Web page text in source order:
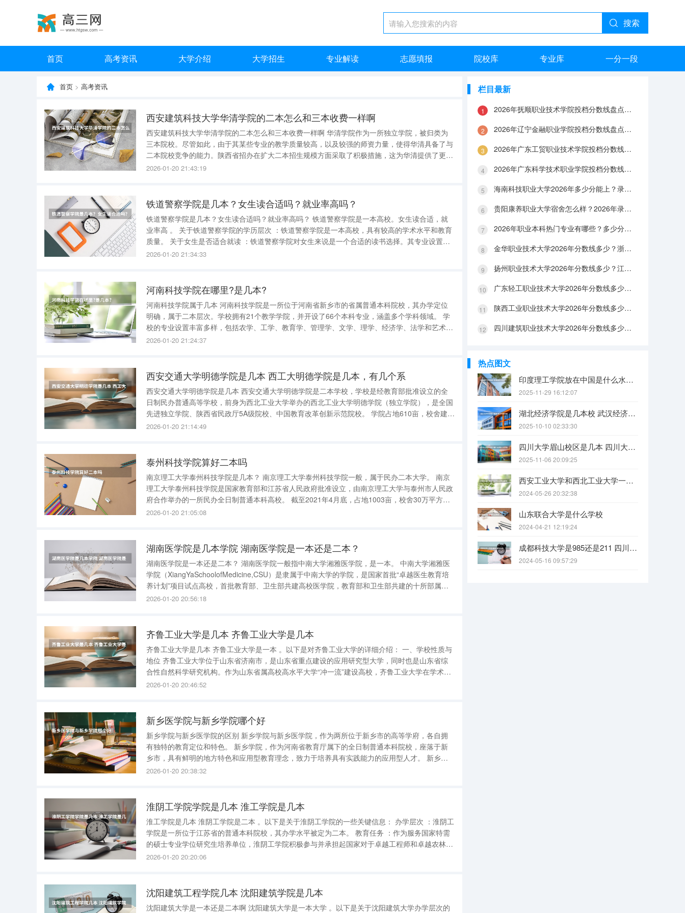
搜索
首页 高考资讯 大学介绍 大学招生 专业解读 志愿填报 院校库 专业库 一分一段
首页 > 高考资讯
西安建筑科技大学华清学院的二本怎么和三本收费一样啊
西安建筑科技大学华清学院的二本怎么和三本收费一样啊 华清学院作为一所独立学院，被归类为
三本院校。尽管如此，由于其某些专业的教学质量较高，以及较强的师资力量，使得华清具备了与
二本院校竞争的能力。陕西省招办在扩大二本招生规模方面采取了积极措施，这为华清提供了更多
的招生机会。尽管如此，华清学院的性质并未改变，仍属于三本院校。 三本院校通常由私立机构
2026-01-20 21:43:19
铁道警察学院是几本？女生读合适吗？就业率高吗？
铁道警察学院是几本？女生读合适吗？就业率高吗？ 铁道警察学院是一本高校。女生读合适，就
业率高 。 关于铁道警察学院的学历层次 ：铁道警察学院是一本高校，具有较高的学术水平和教育
质量。 关于女生是否适合就读 ：铁道警察学院对女生来说是一个合适的读书选择。其专业设置广
泛，包括铁道交通、警务管理等领域，无论男女，只要对相关专业感兴趣，都能在其中找到适合自
2026-01-20 21:34:33
河南科技学院在哪里?是几本?
河南科技学院属于几本 河南科技学院是一所位于河南省新乡市的省属普通本科院校，其办学定位
明确，属于二本层次。学校拥有21个教学学院，并开设了66个本科专业，涵盖多个学科领域。 学
校的专业设置丰富多样，包括农学、工学、教育学、管理学、文学、理学、经济学、法学和艺术学
等九大学科门类。这种学科设置不仅为学生提供了广泛的选择，也体现了学校注重跨学科融合与发
2026-01-20 21:24:37
西安交通大学明德学院是几本 西工大明德学院是几本，有几个系
西安交通大学明德学院是几本 西安交通大学明德学院是二本学校，学校是经教育部批准设立的全
日制民办普通高等学校，前身为西北工业大学举办的西北工业大学明德学院（独立学院），是全国
先进独立学院、陕西省民政厅5A级院校、中国教育改革创新示范院校。 学院占地610亩，校舍建筑
面积26.63万平方米，下设7个二级学院；7个职能部门；6个教学及教学辅助单位，开设31个本科
2026-01-20 21:14:49
泰州科技学院算好二本吗
南京理工大学泰州科技学院是几本？ 南京理工大学泰州科技学院一般，属于民办二本大学。 南京
理工大学泰州科技学院是国家教育部和江苏省人民政府批准设立，由南京理工大学与泰州市人民政
府合作举办的一所民办全日制普通本科高校。 截至2021年4月底，占地1003亩，校舍30万平方
米，建有10大实验实训中心；纸型藏书近88万册，电子图书212万余种，电子期刊近3万种。 师资
2026-01-20 21:05:08
湖南医学院是几本学院 湖南医学院是一本还是二本？
湖南医学院是一本还是二本？ 湖南医学院一般指中南大学湘雅医学院，是一本。 中南大学湘雅医
学院（XiangYaSchoolofMedicine,CSU）是隶属于中南大学的学院，是国家首批“卓越医生教育培
养计划”项目试点高校，首批教育部、卫生部共建高校医学院，教育部和卫生部共建的十所部属综
合性大学医学院之一。 学院有教职员工近万人，其中有正、副教授2000余人，博士生导师近700
2026-01-20 20:56:18
齐鲁工业大学是几本 齐鲁工业大学是几本
齐鲁工业大学是几本 齐鲁工业大学是一本 。以下是对齐鲁工业大学的详细介绍： 一、学校性质与
地位 齐鲁工业大学位于山东省济南市，是山东省重点建设的应用研究型大学，同时也是山东省综
合性自然科学研究机构。作为山东省属高校高水平大学“冲一流”建设高校，齐鲁工业大学在学术研
究和人才培养方面均享有较高的声誉。 二、学位授权 齐鲁工业大学是国务院学位委员会批准的硕
2026-01-20 20:46:52
新乡医学院与新乡学院哪个好
新乡学院与新乡医学院的区别 新乡学院与新乡医学院，作为两所位于新乡市的高等学府，各自拥
有独特的教育定位和特色。 新乡学院，作为河南省教育厅属下的全日制普通本科院校，座落于新
乡市，具有鲜明的地方特色和应用型教育理念，致力于培养具有实践能力的应用型人才。 新乡医
学院，作为河南省唯一一所独立建制的西医本科院校，坐落于新乡市太行山麓与黄河之滨，由十九
2026-01-20 20:38:32
淮阴工学院学院是几本 淮工学院是几本
淮工学院是几本 淮阴工学院是二本 。以下是关于淮阴工学院的一些关键信息： 办学层次 ：淮阴工
学院是一所位于江苏省的普通本科院校，其办学水平被定为二本。 教育任务 ：作为服务国家特需
的硕士专业学位研究生培养单位，淮阴工学院积极参与并承担起国家对于卓越工程师和卓越农林人
才教育培养的重任。 试点项目 ：淮阴工学院是教育部首批和第二批“新工科”研究与实践项目的试
2026-01-20 20:20:06
沈阳建筑工程学院几本 沈阳建筑学院是几本
沈阳建筑大学是一本还是二本啊 沈阳建筑大学是一本大学 。以下是关于沈阳建筑大学办学层次的
栏目最新
2026年抚顺职业技术学院投档分数线盘点：录取分数、生活与就业指南
2026年辽宁金融职业学院投档分数线盘点：录取分数、生活与就业指南
2026年广东工贸职业技术学院投档分数线盘点：录取分数、生活与就业指南
2026年广东科学技术职业学院投档分数线盘点：录取分数、生活与就业指南
海南科技职业大学2026年多少分能上？录取分数线与生活成本解答
贵阳康养职业大学宿舍怎么样？2026年录取分数、费用及入学手续
2026年职业本科热门专业有哪些？多少分能上？绿牌专业有哪些？
金华职业技术大学2026年分数线多少？浙江考生563分能上吗？机械专业好就业吗？
扬州职业技术大学2026年分数线多少？江苏考生528分能上吗？医养照护好就业吗？
广东轻工职业技术大学2026年分数线多少？广东考生542分能上吗？
陕西工业职业技术大学2026年分数线多少？陕西考生355分能上吗？机械专业好就业吗？
四川建筑职业技术大学2026年分数线多少？四川考生510分能上吗？建筑专业好就业吗？
热点图文
印度理工学院放在中国是什么水平？
2025-11-29 16:12:07
湖北经济学院是几本校 武汉经济学院是几本
2025-10-10 02:33:30
四川大学眉山校区是几本 四川大学锦江学院是几本？咋样？
2025-11-06 20:09:25
西安工业大学和西北工业大学一样吗
2024-05-26 20:32:38
山东联合大学是什么学校
2024-04-21 12:19:24
成都科技大学是985还是211 四川科技大学全国排名
2024-05-16 09:57:29